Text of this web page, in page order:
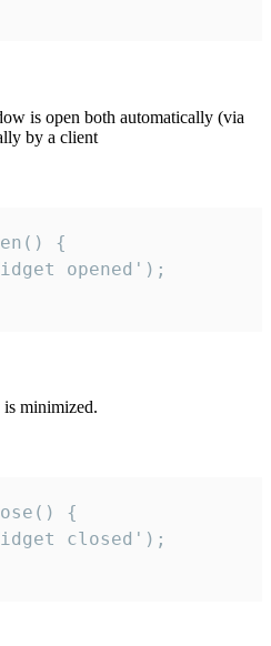
is open both automatically (via
by a client
{
opened');
minimized.
{
closed');